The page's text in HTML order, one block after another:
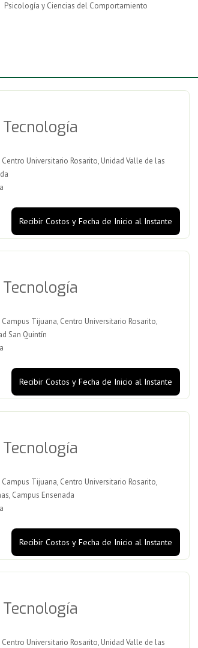
Psicología y Ciencias del Comportamiento
Universitario Rosarito, Unidad Valle de las
Recibir Costos y Fecha de Inicio al Instante
Tijuana, Centro Universitario Rosarito,
San Quintín
Recibir Costos y Fecha de Inicio al Instante
Tijuana, Centro Universitario Rosarito,
Campus Ensenada
Recibir Costos y Fecha de Inicio al Instante
Universitario Rosarito, Unidad Valle de las